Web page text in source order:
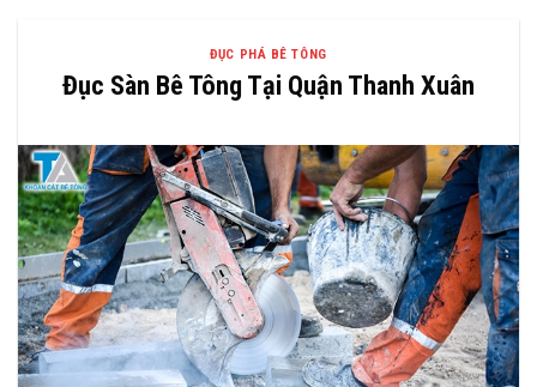
ĐỤC PHÁ BÊ TÔNG
Đục Sàn Bê Tông Tại Quận Thanh Xuân